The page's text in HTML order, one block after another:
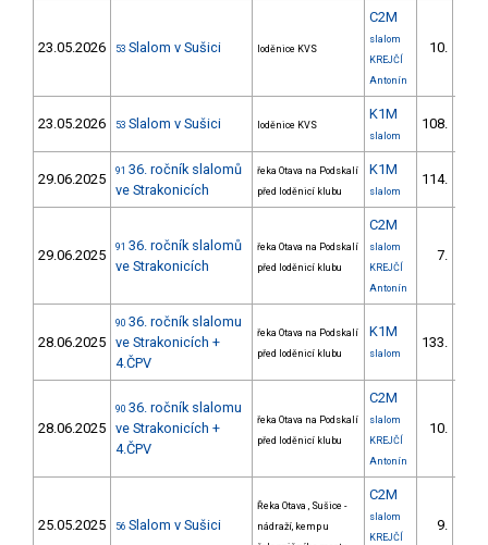
23.05.2026 53 Slalom v Sušici loděnice KVS
C2M
slalom
KREJČÍ
Antonín
10.
23.05.2026 53 Slalom v Sušici loděnice KVS
K1M
slalom
108.
29.06.2025 91 36. ročník slalomů
ve Strakonicích
řeka Otava na Podskalí
před loděnicí klubu
K1M
slalom
114.
29.06.2025 91 36. ročník slalomů
ve Strakonicích
řeka Otava na Podskalí
před loděnicí klubu
C2M
slalom
KREJČÍ
Antonín
7.
28.06.2025
90 36. ročník slalomu
ve Strakonicích +
4.ČPV
řeka Otava na Podskalí
před loděnicí klubu
K1M
slalom
133.
28.06.2025
90 36. ročník slalomu
ve Strakonicích +
4.ČPV
řeka Otava na Podskalí
před loděnicí klubu
C2M
slalom
KREJČÍ
Antonín
10.
25.05.2025 56 Slalom v Sušici
Řeka Otava , Sušice -
nádraží, kemp u
C2M
slalom
KREJČÍ
9.